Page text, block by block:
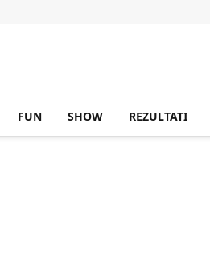
FUN SHOW REZULTATI